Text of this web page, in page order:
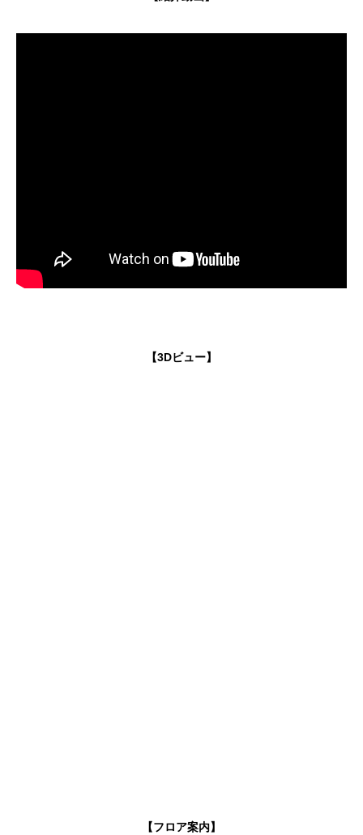
【3Dビュー】
【フロア案内】